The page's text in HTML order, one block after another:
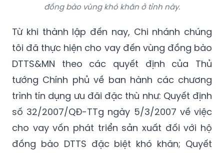
đồng bào vùng khó khăn ở tỉnh này.
Từ khi thành lập đến nay, Chi nhánh chúng
tôi đã thực hiện cho vay đến vùng đồng bào
DTTS&MN theo các quyết định của Thủ
tướng Chính phủ về ban hành các chương
trình tín dụng ưu đãi đặc thù như: Quyết định
số 32/2007/QĐ-TTg ngày 5/3/2007 về việc
cho vay vốn phát triển sản xuất đối với hộ
đồng bào DTTS đặc biệt khó khăn; Quyết